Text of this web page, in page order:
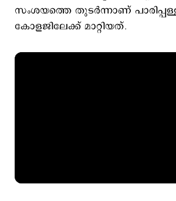
സംശയത്തെ തുടര്‍ന്നാണ്
കോളജിലേക്ക് മാറ്റിയത്.